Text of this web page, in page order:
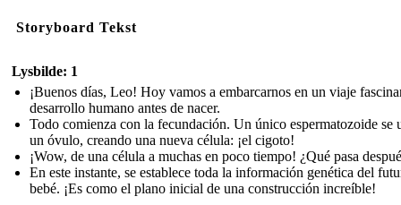
Storyboard Tekst
Lysbilde: 1
¡Buenos días, Leo! Hoy vamos a embarcarnos en un viaje
desarrollo humano antes de nacer.
Todo comienza con la fecundación. Un único espermatozoide se
un óvulo, creando una nueva célula: ¡el cigoto!
¡Wow, de una célula a muchas en poco tiempo! ¿Qué pasa
En este instante, se establece toda la información genética del
bebé. ¡Es como el plano inicial de una construcción increíble!